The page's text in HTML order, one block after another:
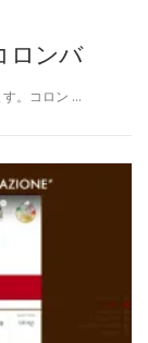
ロンバ
す。コロン …